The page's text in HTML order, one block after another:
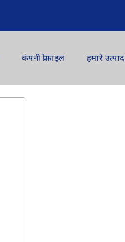
कंपनी प्रोफाइल हमारे उत्पाद